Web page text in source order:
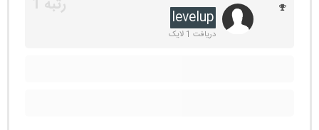
levelup
دریافت 1 لایک